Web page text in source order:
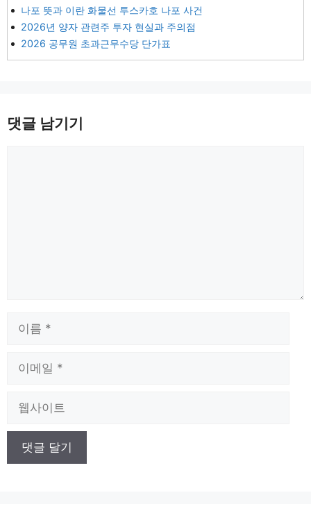
나포 뜻과 이란 화물선 투스카호 나포 사건
2026년 양자 관련주 투자 현실과 주의점
2026 공무원 초과근무수당 단가표
댓글 남기기